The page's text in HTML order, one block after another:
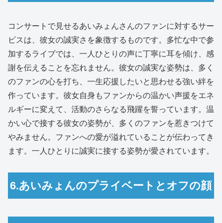
コンサートで見せるあいみょんさんのファンに対するサー
ビスは、彼女の誠実さを象徴するものです。多忙な中で参
加するライブでは、一人ひとりの声に丁寧に耳を傾け、感
謝を伝えることを忘れません。彼女の誠実な姿勢は、多く
のファンの心を打ち、一生応援したいと思わせる強い絆を
作っています。彼女自身もファンからの温かい声援をエネ
ルギーに変えて、活動のさらなる飛躍を誓っています。温
かい心で接する彼女の姿勢が、多くのファンを惹きつけて
やみません。ファンへの愛が溢れていることが伝わってき
ます。一人ひとりに誠実に接する姿勢が愛されています。
6.あいみょんのプライベートとオフの顔